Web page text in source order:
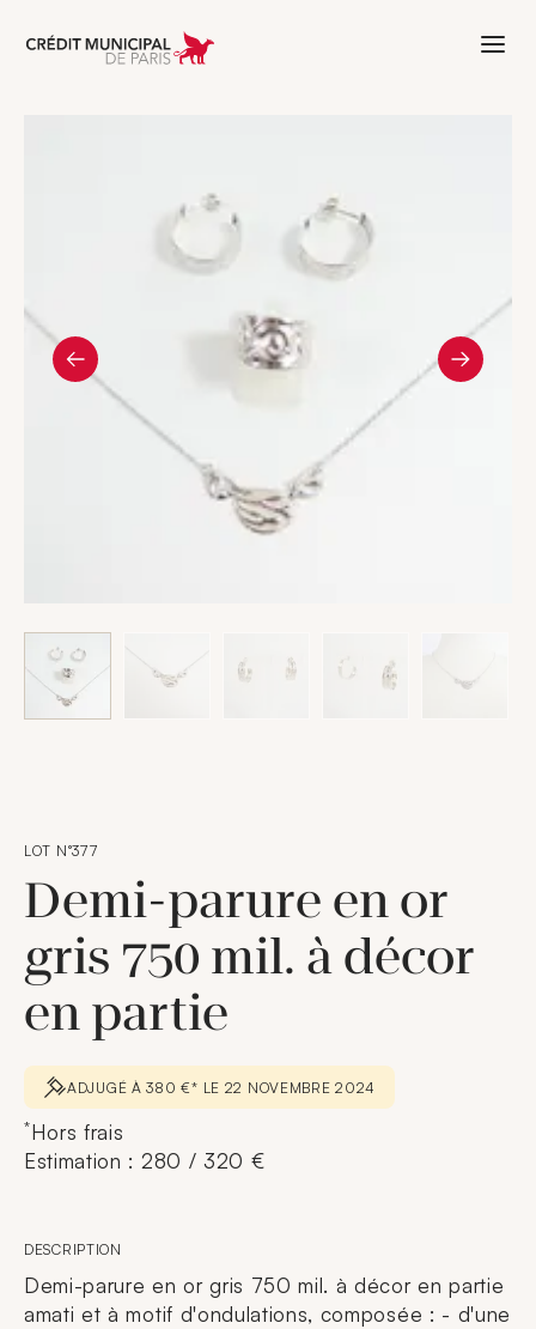
Aller à l'accueil de Crédit Municipal
LOT N°377
Demi-parure en or
gris 750 mil. à décor
en partie
ADJUGÉ À 380 €* LE 22 NOVEMBRE 2024
*Hors frais
Estimation : 280 / 320 €
DESCRIPTION
Demi-parure en or gris 750 mil. à décor en partie
amati et à motif d'ondulations, composée : - d'une